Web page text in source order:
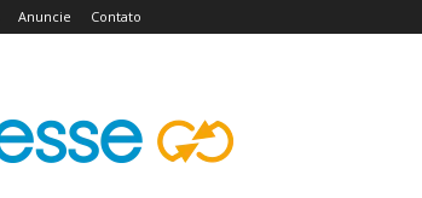
Anuncie Contato